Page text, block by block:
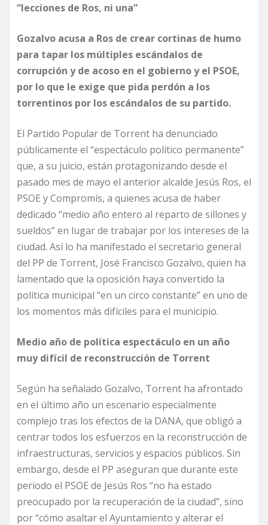
“lecciones de Ros, ni una”
Gozalvo acusa a Ros de crear cortinas de humo
para tapar los múltiples escándalos de
corrupción y de acoso en el gobierno y el PSOE,
por lo que le exige que pida perdón a los
torrentinos por los escándalos de su partido.
El Partido Popular de Torrent ha denunciado
públicamente el “espectáculo político permanente”
que, a su juicio, están protagonizando desde el
pasado mes de mayo el anterior alcalde Jesús Ros, el
PSOE y Compromís, a quienes acusa de haber
dedicado “medio año entero al reparto de sillones y
sueldos” en lugar de trabajar por los intereses de la
ciudad. Así lo ha manifestado el secretario general
del PP de Torrent, José Francisco Gozalvo, quien ha
lamentado que la oposición haya convertido la
política municipal “en un circo constante” en uno de
los momentos más difíciles para el municipio.
Medio año de política espectáculo en un año
muy difícil de reconstrucción de Torrent
Según ha señalado Gozalvo, Torrent ha afrontado
en el último año un escenario especialmente
complejo tras los efectos de la DANA, que obligó a
centrar todos los esfuerzos en la reconstrucción de
infraestructuras, servicios y espacios públicos. Sin
embargo, desde el PP aseguran que durante este
periodo el PSOE de Jesús Ros “no ha estado
preocupado por la recuperación de la ciudad”, sino
por “cómo asaltar el Ayuntamiento y alterar el